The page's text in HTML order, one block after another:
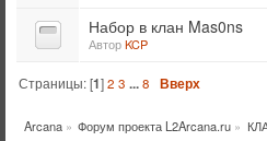
Набор в клан Mas0ns
АвторKCP
Страницы: [1]2 3 ...8 Вверх
Arcana» Форум проекта L2Arcana.ru »